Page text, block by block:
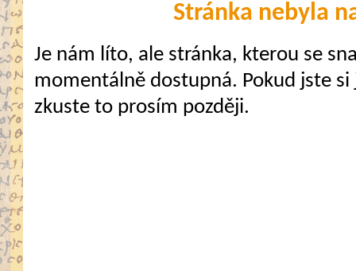
Stránka nebyla
Je nám líto, ale stránka, kterou se
momentálně dostupná. Pokud jste
zkuste to prosím později.